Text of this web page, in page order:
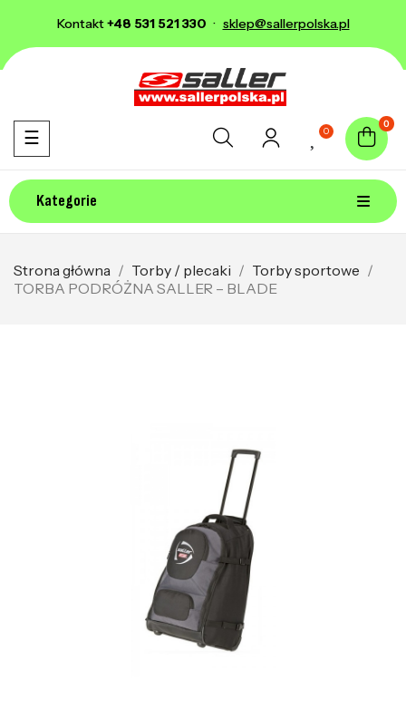
Kontakt+48 531 521 330 · sklep@sallerpolska.pl
0
0
Kategorie
Toggle navigation
☰
Strona główna Torby / plecaki
Torby sportowe
TORBA PODRÓŻNA SALLER – BLADE